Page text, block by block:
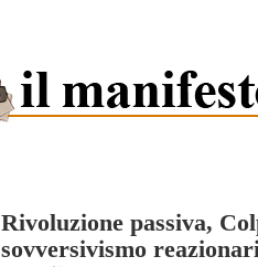
Rivoluzione passiva,
sovversivismo